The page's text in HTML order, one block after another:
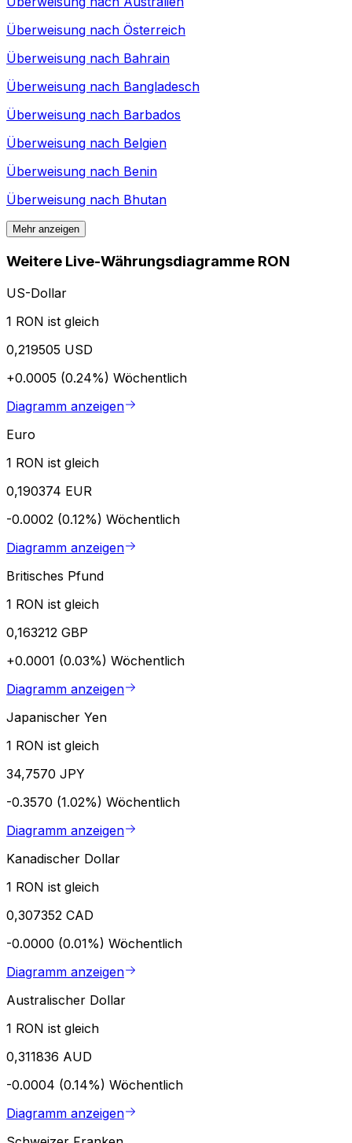
Überweisung nach Österreich
Überweisung nach Bahrain
Überweisung nach Bangladesch
Überweisung nach Barbados
Überweisung nach Belgien
Überweisung nach Benin
Überweisung nach Bhutan
Mehr anzeigen
Weitere Live-Währungsdiagramme RON
US-Dollar
1 RON ist gleich
0,219505 USD
+0.0005 (0.24%) Wöchentlich
Diagramm anzeigen
Euro
1 RON ist gleich
0,190374 EUR
-0.0002 (0.12%) Wöchentlich
Diagramm anzeigen
Britisches Pfund
1 RON ist gleich
0,163212 GBP
+0.0001 (0.03%) Wöchentlich
Diagramm anzeigen
Japanischer Yen
1 RON ist gleich
34,7570 JPY
-0.3570 (1.02%) Wöchentlich
Diagramm anzeigen
Kanadischer Dollar
1 RON ist gleich
0,307352 CAD
-0.0000 (0.01%) Wöchentlich
Diagramm anzeigen
Australischer Dollar
1 RON ist gleich
0,311836 AUD
-0.0004 (0.14%) Wöchentlich
Diagramm anzeigen